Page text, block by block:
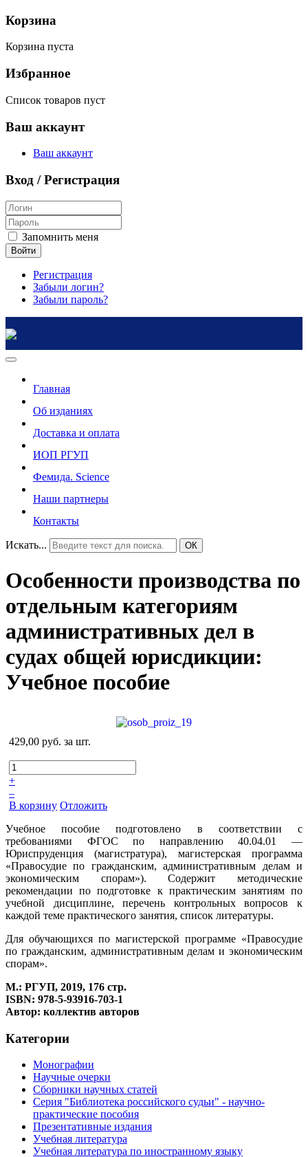
Корзина
Корзина пуста
Избранное
Список товаров пуст
Ваш аккаунт
Ваш аккаунт
Вход / Регистрация
Запомнить меня
Войти
Регистрация
Забыли логин?
Забыли пароль?
Главная
Об изданиях
Доставка и оплата
ИОП РГУП
Фемида. Science
Наши партнеры
Контакты
Искать... ОК
Особенности производства по
отдельным категориям
административных дел в
судах общей юрисдикции:
Учебное пособие
429,00 руб. за шт.
+
–
В корзину Отложить
Учебное пособие подготовлено в соответствии с
требованиями ФГОС по направлению 40.04.01 —
Юриспруденция (магистратура), магистерская программа
«Правосудие по гражданским, административным делам и
экономическим спорам»). Содержит методические
рекомендации по подготовке к практическим занятиям по
учебной дисциплине, перечень контрольных вопросов к
каждой теме практического занятия, список литературы.
Для обучающихся по магистерской программе «Правосудие
по гражданским, административным делам и экономическим
спорам».
М.: РГУП, 2019, 176 стр.
ISBN: 978-5-93916-703-1
Автор: коллектив авторов
Категории
Монографии
Научные очерки
Сборники научных статей
Серия "Библиотека российского судьи" - научно-
практические пособия
Презентативные издания
Учебная литература
Учебная литература по иностранному языку